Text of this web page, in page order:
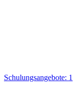
Schulungsangebote: 1